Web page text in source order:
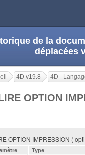
de la
déplacées
4D v19.8 4D -
OPTION
OPTION IMPRESSION (
Type